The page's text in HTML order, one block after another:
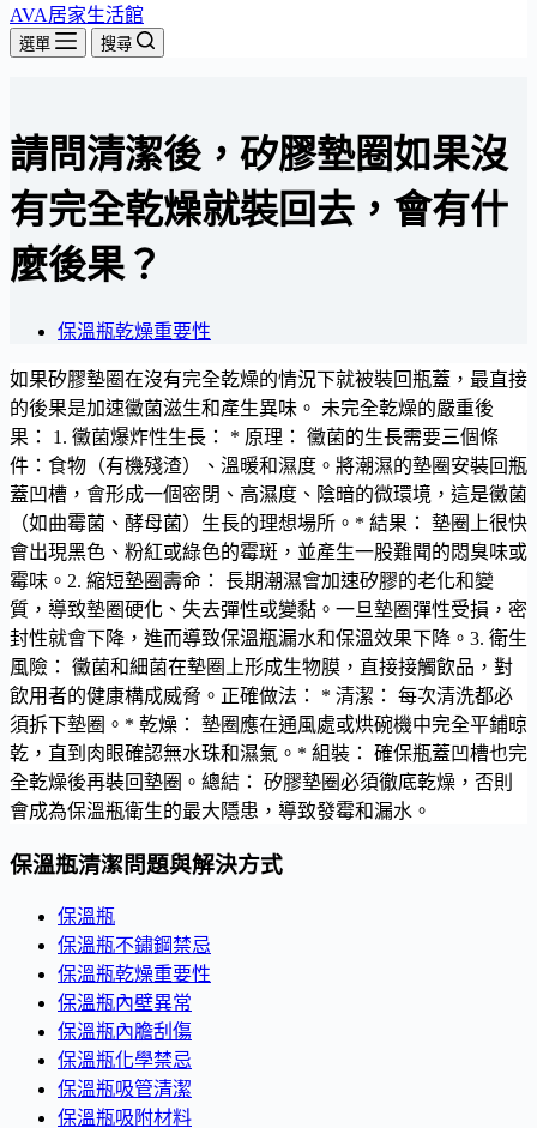
AVA居家生活館
選單 搜尋
請問清潔後，矽膠墊圈如果沒
有完全乾燥就裝回去，會有什
麼後果？
保溫瓶乾燥重要性
如果矽膠墊圈在沒有完全乾燥的情況下就被裝回瓶蓋，最直接
的後果是加速黴菌滋生和產生異味。 未完全乾燥的嚴重後
果： 1. 黴菌爆炸性生長： * 原理： 黴菌的生長需要三個條
件：食物（有機殘渣）、溫暖和濕度。將潮濕的墊圈安裝回瓶
蓋凹槽，會形成一個密閉、高濕度、陰暗的微環境，這是黴菌
（如曲霉菌、酵母菌）生長的理想場所。* 結果： 墊圈上很快
會出現黑色、粉紅或綠色的霉斑，並產生一股難聞的悶臭味或
霉味。2. 縮短墊圈壽命： 長期潮濕會加速矽膠的老化和變
質，導致墊圈硬化、失去彈性或變黏。一旦墊圈彈性受損，密
封性就會下降，進而導致保溫瓶漏水和保溫效果下降。3. 衛生
風險： 黴菌和細菌在墊圈上形成生物膜，直接接觸飲品，對
飲用者的健康構成威脅。正確做法： * 清潔： 每次清洗都必
須拆下墊圈。* 乾燥： 墊圈應在通風處或烘碗機中完全平鋪晾
乾，直到肉眼確認無水珠和濕氣。* 組裝： 確保瓶蓋凹槽也完
全乾燥後再裝回墊圈。總結： 矽膠墊圈必須徹底乾燥，否則
會成為保溫瓶衛生的最大隱患，導致發霉和漏水。
保溫瓶清潔問題與解決方式
保溫瓶
保溫瓶不鏽鋼禁忌
保溫瓶乾燥重要性
保溫瓶內壁異常
保溫瓶內膽刮傷
保溫瓶化學禁忌
保溫瓶吸管清潔
保溫瓶吸附材料